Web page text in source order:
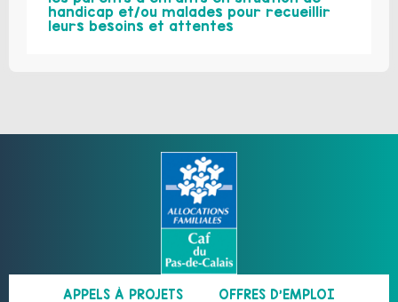
handicap et/ou malades pour recueillir
leurs besoins et attentes
APPELS À PROJETS OFFRES D’EMPLOI